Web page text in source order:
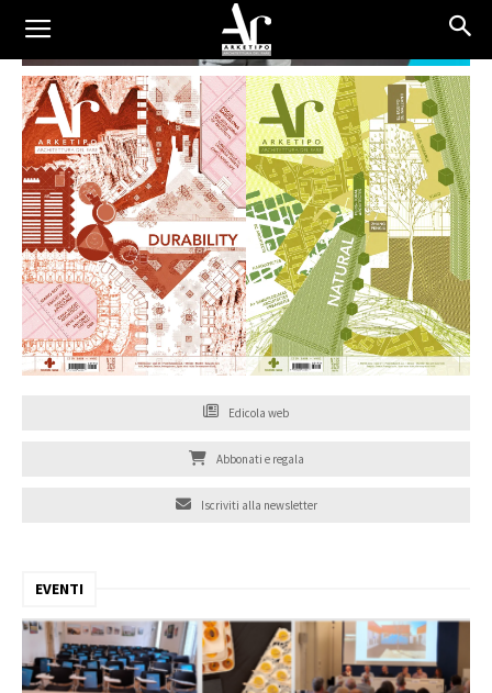
Edicola web
Abbonati e regala
Iscriviti alla newsletter
EVENTI